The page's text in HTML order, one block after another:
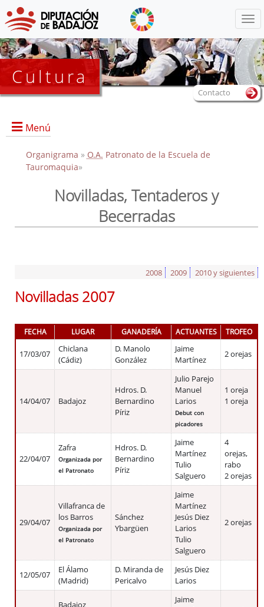
Cultura
Menú
Convocatoria de participación al XIV Certamen "Trofeo
Diputación de Badajoz"
Eventos taurinos
Peñas y Clubes Taurinos
Organigrama » O.A. Patronato de la Escuela de
Tauromaquia»
Novilladas, Tentaderos y
Becerradas
2008 2009 2010 y siguientes
Novilladas 2007
FECHA LUGAR GANADERÍA ACTUANTES TROFEO
17/03/07
Chiclana
(Cádiz)
D. Manolo
González
Jaime
Martínez
2 orejas
14/04/07 Badajoz
Hdros. D.
Bernardino
Píriz
Julio Parejo
Manuel
Larios
Debut con
picadores
1 oreja
1 oreja
22/04/07
Zafra
Organizada por
el Patronato
Hdros. D.
Bernardino
Píriz
Jaime
Martínez
Tulio
Salguero
4
orejas,
rabo
2 orejas
29/04/07
Villafranca de
los Barros
Organizada por
el Patronato
Sánchez
Ybargüen
Jaime
Martínez
Jesús Diez
Larios
Tulio
Salguero
2 orejas
12/05/07
El Álamo
(Madrid)
D. Miranda de
Pericalvo
Jesús Diez
Larios
Badajoz
Jaime
Contacto